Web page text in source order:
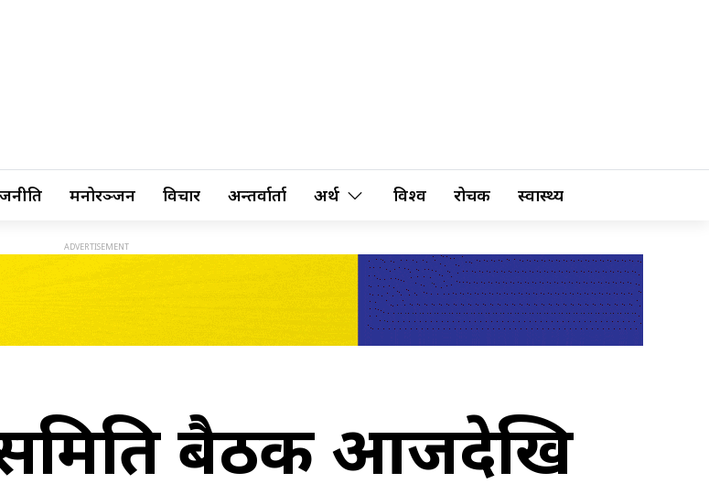
मनोरञ्जन विचार अन्तर्वार्ता अर्थ विश्व रोचक स्वास्थ्य
समिति बैठक आजदेखि